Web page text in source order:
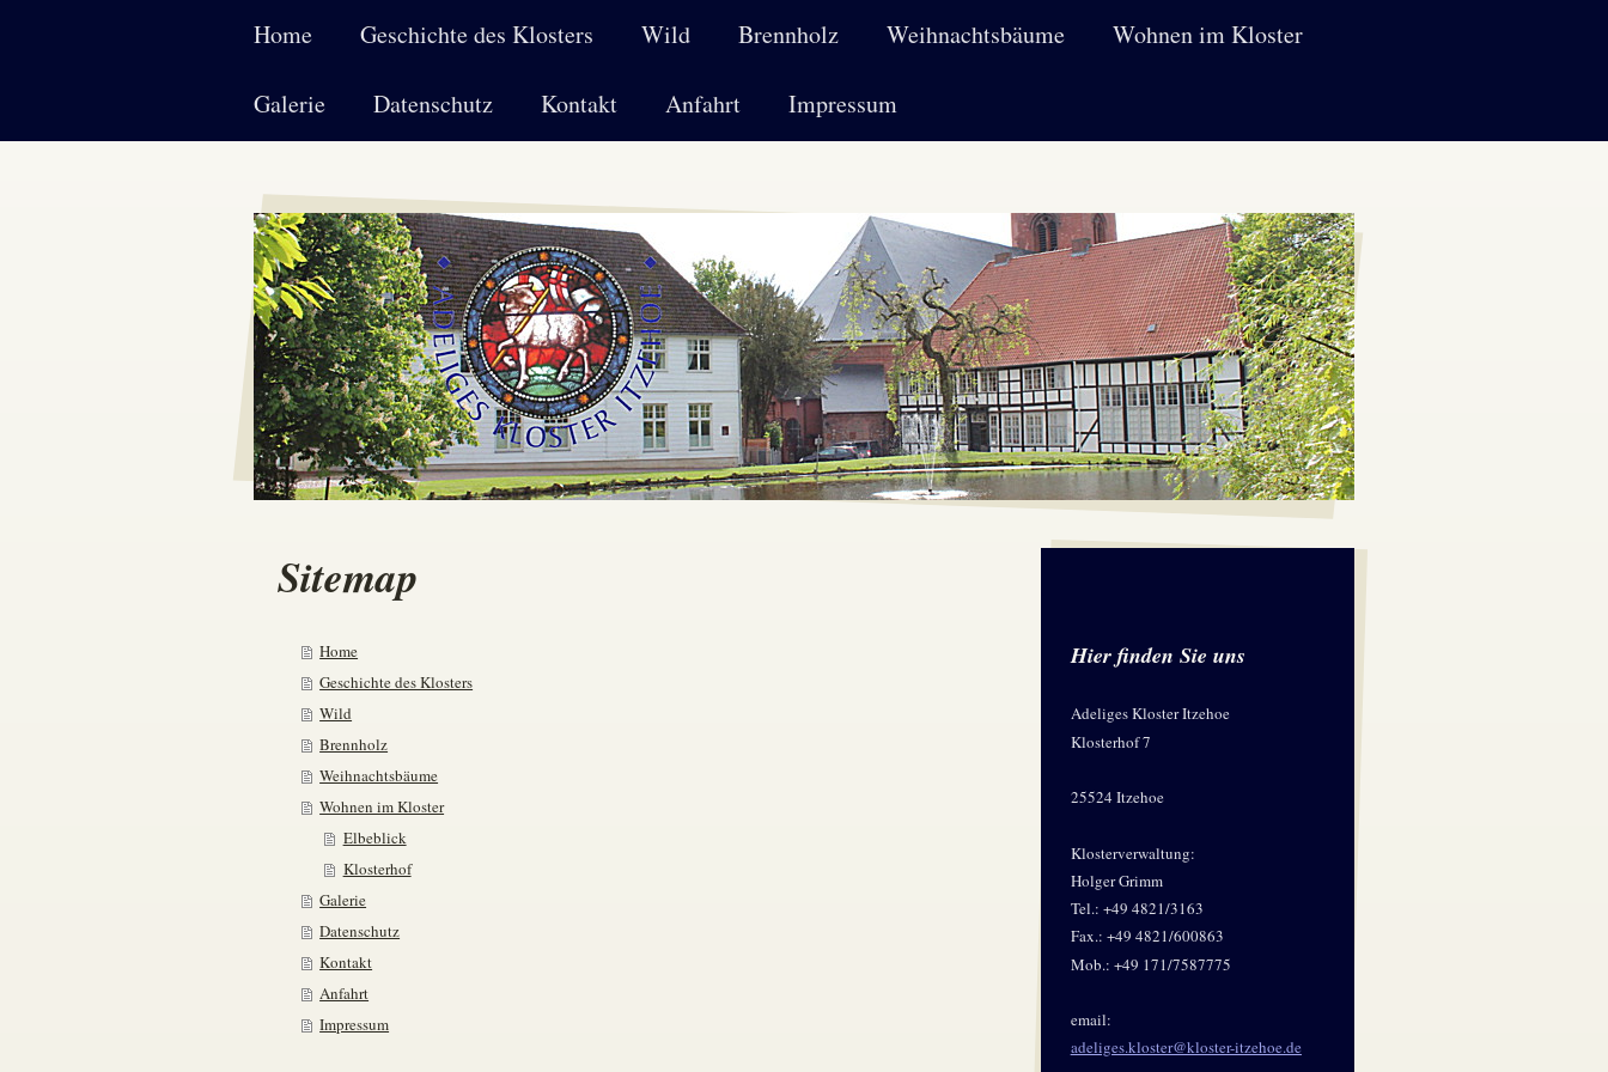
Home Geschichte des Klosters Wild Brennholz Weihnachtsbäume Wohnen im Kloster
Galerie Datenschutz Kontakt Anfahrt Impressum
Sitemap
Home
Geschichte des Klosters
Wild
Brennholz
Weihnachtsbäume
Wohnen im Kloster
Elbeblick
Klosterhof
Galerie
Datenschutz
Kontakt
Anfahrt
Impressum
Hier finden Sie uns
Adeliges Kloster Itzehoe
Klosterhof 7
25524 Itzehoe
Klosterverwaltung:
Holger Grimm
Tel.: +49 4821/3163
Fax.: +49 4821/600863
Mob.: +49 171/7587775
email:
adeliges.kloster@kloster-itzehoe.de